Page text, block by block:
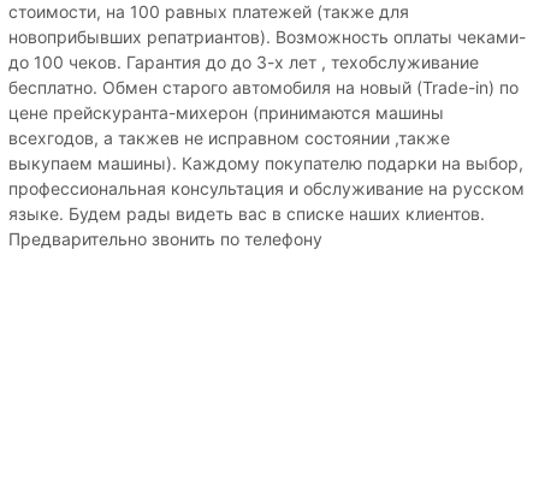
стоимости, на 100 равных платежей (также для
новоприбывших репатриантов). Возможность оплаты чеками-
до 100 чеков. Гарантия до до 3-х лет , техобслуживание
бесплатно. Обмен старого автомобиля на новый (Trade-in) по
цене прейскуранта-михерон (принимаются машины
всехгодов, а такжев не исправном состоянии ,также
выкупаем машины). Каждому покупателю подарки на выбор,
профессиональная консультация и обслуживание на русском
языке. Будем рады видеть вас в списке наших клиентов.
Предварительно звонить по телефону